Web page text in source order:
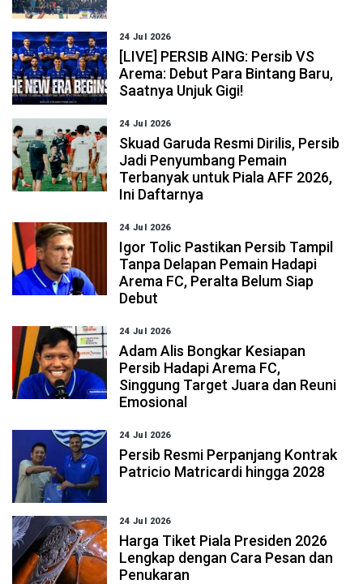
24 Jul 2026
[LIVE] PERSIB AING: Persib VS
Arema: Debut Para Bintang Baru,
Saatnya Unjuk Gigi!
24 Jul 2026
Skuad Garuda Resmi Dirilis, Persib
Jadi Penyumbang Pemain
Terbanyak untuk Piala AFF 2026,
Ini Daftarnya
24 Jul 2026
Igor Tolic Pastikan Persib Tampil
Tanpa Delapan Pemain Hadapi
Arema FC, Peralta Belum Siap
Debut
24 Jul 2026
Adam Alis Bongkar Kesiapan
Persib Hadapi Arema FC,
Singgung Target Juara dan Reuni
Emosional
24 Jul 2026
Persib Resmi Perpanjang Kontrak
Patricio Matricardi hingga 2028
24 Jul 2026
Harga Tiket Piala Presiden 2026
Lengkap dengan Cara Pesan dan
Penukaran